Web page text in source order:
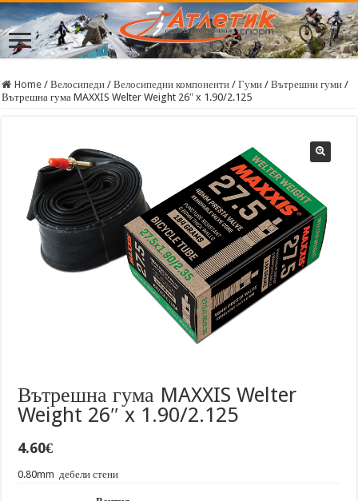
Home / Велосипеди / Велосипедни компоненти / Гуми / Вътрешни гуми /
Вътрешна гума MAXXIS Welter Weight 26″ x 1.90/2.125
Вътрешна гума MAXXIS Welter
Weight 26″ x 1.90/2.125
4.60€
0.80mm дебели стени